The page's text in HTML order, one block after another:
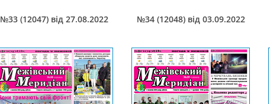
№33 (12047) від 27.08.2022 №34 (12048) від 03.09.2022